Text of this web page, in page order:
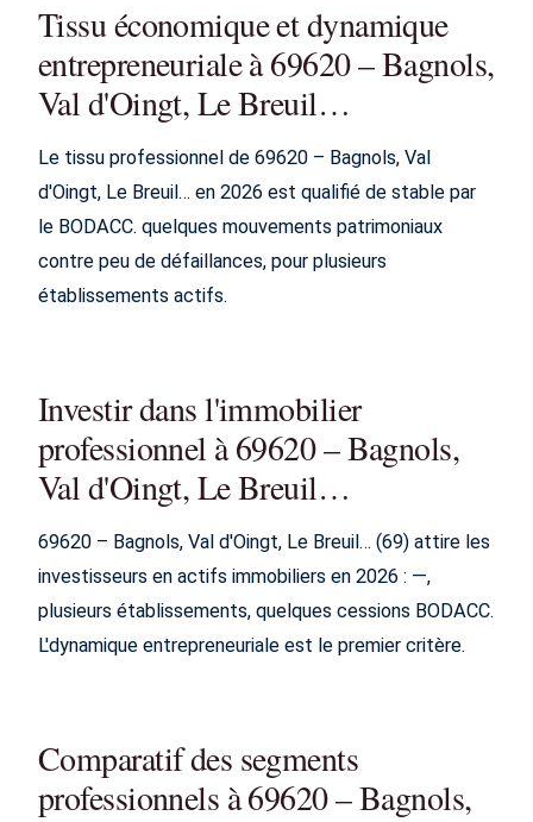
Tissu économique et dynamique
entrepreneuriale à 69620 – Bagnols,
Val d'Oingt, Le Breuil…
Le tissu professionnel de 69620 – Bagnols, Val
d'Oingt, Le Breuil… en 2026 est qualifié de stable par
le BODACC. quelques mouvements patrimoniaux
contre peu de défaillances, pour plusieurs
établissements actifs.
Investir dans l'immobilier
professionnel à 69620 – Bagnols,
Val d'Oingt, Le Breuil…
69620 – Bagnols, Val d'Oingt, Le Breuil… (69) attire les
investisseurs en actifs immobiliers en 2026 : —,
plusieurs établissements, quelques cessions BODACC.
L'dynamique entrepreneuriale est le premier critère.
Comparatif des segments
professionnels à 69620 – Bagnols,